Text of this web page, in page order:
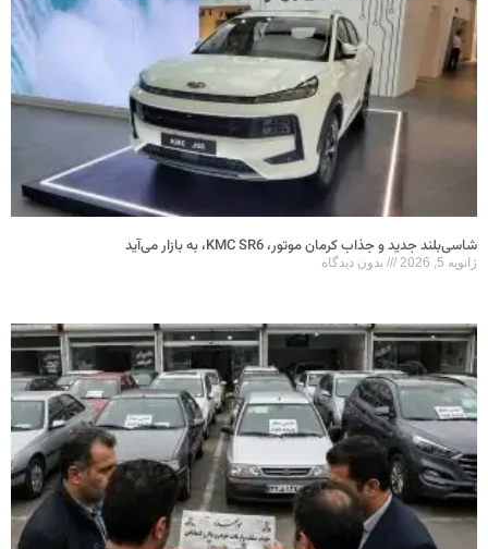
شاسی‌بلند جدید و جذاب کرمان موتور، KMC SR6، به بازار می‌آید
ژانویه 5, 2026 بدون دیدگاه